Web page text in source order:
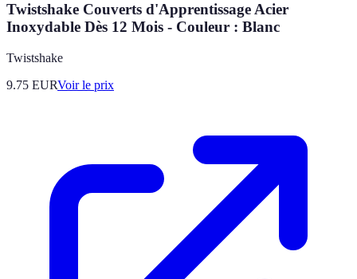
Twistshake Couverts d'Apprentissage Acier
Inoxydable Dès 12 Mois - Couleur : Blanc
Twistshake
9.75 EURVoir le prix